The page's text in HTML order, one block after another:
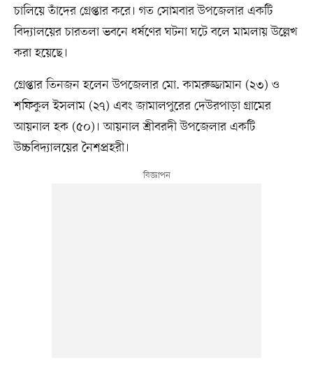
চালিয়ে তাঁদের গ্রেপ্তার করে। গত সোমবার উপজেলার একটি
বিদ্যালয়ের চারতলা ভবনে ধর্ষণের ঘটনা ঘটে বলে মামলায় উল্লেখ
করা হয়েছে।
গ্রেপ্তার তিনজন হলেন উপজেলার মো. কামরুজ্জামান (২৩) ও
শফিকুল ইসলাম (২৭) এবং জামালপুরের দেউরপাড়া গ্রামের
আয়নাল হক (৫০)। আয়নাল শ্রীবরদী উপজেলার একটি
উচ্চবিদ্যালয়ের নৈশপ্রহরী।